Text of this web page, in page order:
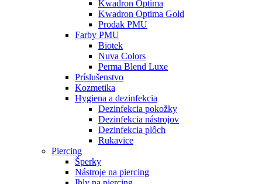
Kwadron Optima
Kwadron Optima Gold
Prodak PMU
Farby PMU
Biotek
Nuva Colors
Perma Blend Luxe
Príslušenstvo
Kozmetika
Hygiena a dezinfekcia
Dezinfekcia pokožky
Dezinfekcia nástrojov
Dezinfekcia plôch
Rukavice
Piercing
Šperky
Nástroje na piercing